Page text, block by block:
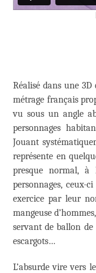
Réalisé dans une
métrage français
vu sous un angle
personnages
Jouant
représente en
presque normal, à
personnages, ceux-
exercice par leur
mangeuse
servant de ballon
escargots…
L’absurde vire vers